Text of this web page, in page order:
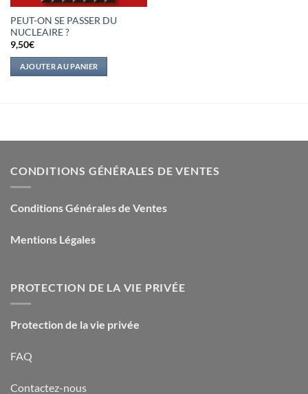
PEUT-ON SE PASSER DU
NUCLEAIRE ?
9,50€
AJOUTER AU PANIER
CONDITIONS GÉNÉRALES DE VENTES
Conditions Générales de Ventes
Mentions Légales
PROTECTION DE LA VIE PRIVÉE
Protection de la vie privée
FAQ
Contactez-nous